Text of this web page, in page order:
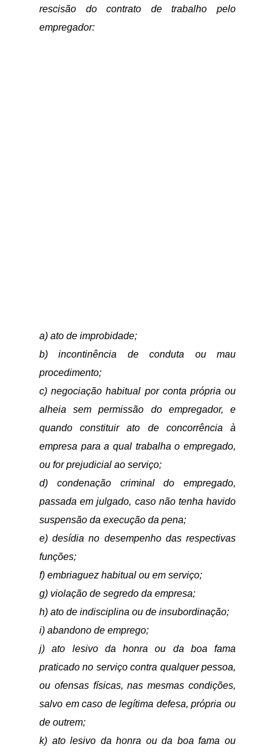
rescisão do contrato de trabalho pelo
empregador:
a) ato de improbidade;
b) incontinência de conduta ou mau
procedimento;
c) negociação habitual por conta própria ou
alheia sem permissão do empregador, e
quando constituir ato de concorrência à
empresa para a qual trabalha o empregado,
ou for prejudicial ao serviço;
d) condenação criminal do empregado,
passada em julgado, caso não tenha havido
suspensão da execução da pena;
e) desídia no desempenho das respectivas
funções;
f) embriaguez habitual ou em serviço;
g) violação de segredo da empresa;
h) ato de indisciplina ou de insubordinação;
i) abandono de emprego;
j) ato lesivo da honra ou da boa fama
praticado no serviço contra qualquer pessoa,
ou ofensas físicas, nas mesmas condições,
salvo em caso de legítima defesa, própria ou
de outrem;
k) ato lesivo da honra ou da boa fama ou